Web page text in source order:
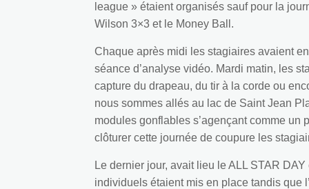
league » étaient organisés sauf pour la
Wilson 3×3 et le Money Ball.
Chaque après midi les stagiaires avaient
séance d’analyse vidéo. Mardi matin, les
capture du drapeau, du tir à la corde ou
nous sommes allés au lac de Saint Jean
modules gonflables s’agençant comme un
clôturer cette journée de coupure les
Le dernier jour, avait lieu le ALL STAR
individuels étaient mis en place tandis que